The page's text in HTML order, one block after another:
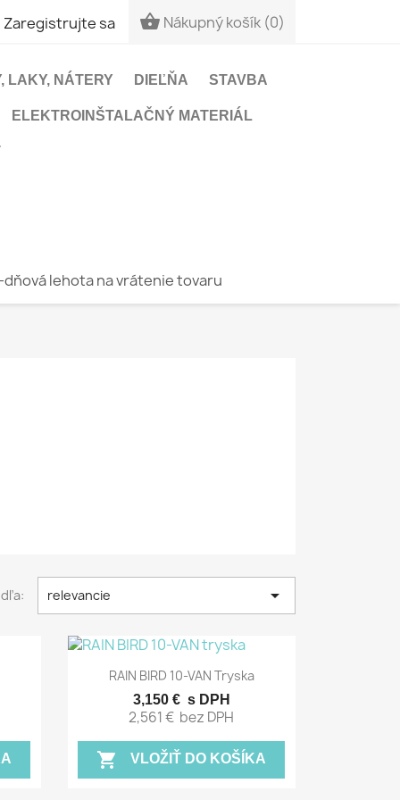
Zaregistrujte sa  Nákupný košík (0)
LAKY, NÁTERY DIEĽŇA STAVBA
ELEKTROINŠTALAČNÝ MATERIÁL
dňová lehota na vrátenie tovaru
relevancie 
Rýchly náhľad
RAIN BIRD 10-VAN Tryska
3,150 € s DPH
2,561 € bez DPH
shopping_cart VLOŽIŤ DO KOŠÍKA